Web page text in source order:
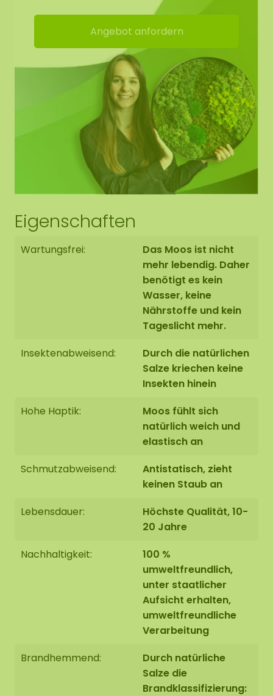
Angebot anfordern
Eigenschaften
Wartungsfrei:
Das Moos ist nicht
mehr lebendig. Daher
benötigt es kein
Wasser, keine
Nährstoffe und kein
Tageslicht mehr.
Insektenabweisend:
Durch die natürlichen
Salze kriechen keine
Insekten hinein
Hohe Haptik:
Moos fühlt sich
natürlich weich und
elastisch an
Schmutzabweisend:
Antistatisch, zieht
keinen Staub an
Lebensdauer:
Höchste Qualität, 10-
20 Jahre
Nachhaltigkeit:
100 %
umweltfreundlich,
unter staatlicher
Aufsicht erhalten,
umweltfreundliche
Verarbeitung
Brandhemmend:
Durch natürliche
Salze die
Brandklassifizierung: